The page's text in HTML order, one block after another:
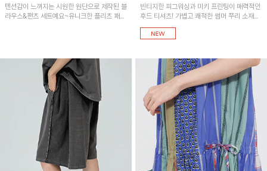
텐션감이 느껴지는 시원한 원단으로 제작된 블
라우스&팬츠 세트예요~유니크한 플리츠 패턴
빈티지한 피그워싱과 미키 프린팅이 매력적인
후드 티셔츠! 가볍고 쾌적한 썸머 쭈리 소재로
편안하게 착용할 수 있습니다. 사이드리버스
썸머쭈리 밴딩반바지와 함께 코디하시면 더욱